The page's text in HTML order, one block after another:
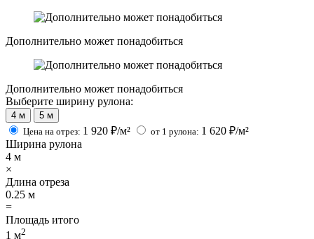
Дополнительно может понадобиться
Дополнительно может понадобиться
Выберите ширину рулона:
4 м
5 м
Цена на отрез: 1 920 ₽/м² от 1 рулона: 1 620 ₽/м²
Ширина рулона
4 м
×
Длина отреза
0.25 м
=
Площадь итого
1 м2